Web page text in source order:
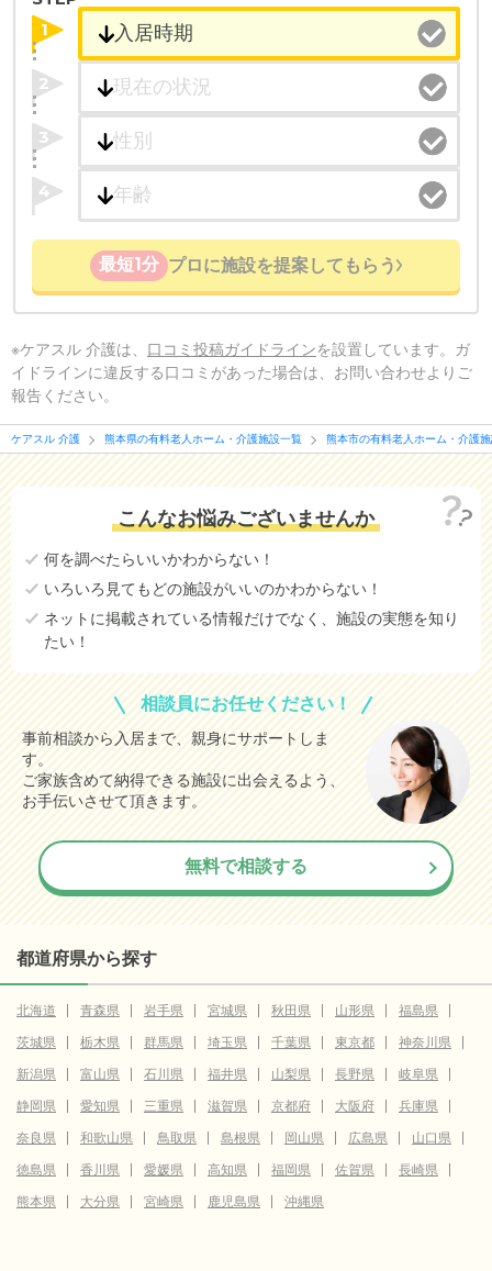
1
2
3
4
最短1分 プロに施設を提案してもらう
※ケアスル 介護は、 口コミ投稿ガイドラインを設置しています。ガ
イドラインに違反する口コミがあった場合は、お問い合わせよりご
報告ください。
ケアスル 介護 熊本県の有料老人ホーム・介護施設一覧 熊本市の有料老人ホーム・介護
こんなお悩みございませんか
何を調べたらいいかわからない！
いろいろ見てもどの施設がいいのかわからない！
ネットに掲載されている情報だけでなく、施設の実態を知り
たい！
相談員にお任せください！
事前相談から入居まで、親身にサポートしま
す。
ご家族含めて納得できる施設に出会えるよう、
お手伝いさせて頂きます。
無料で相談する
都道府県から探す
北海道 青森県 岩手県 宮城県 秋田県 山形県
福島県
茨城県
栃木県 群馬県 埼玉県 千葉県 東京都
神奈川県
新潟県
富山県 石川県 福井県 山梨県 長野県
岐阜県
静岡県
愛知県 三重県 滋賀県 京都府 大阪府
兵庫県
奈良県
和歌山県 鳥取県 島根県 岡山県 広島県
山口県
徳島県
香川県 愛媛県 高知県 福岡県 佐賀県
長崎県
熊本県
大分県 宮崎県 鹿児島県 沖縄県